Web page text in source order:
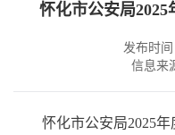
怀化市公安局
发布时间
信息来
怀化市公安局2025年